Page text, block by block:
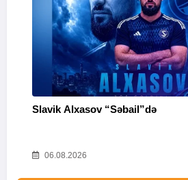
Slavik Alxasov “Səbail”də
06.08.2026